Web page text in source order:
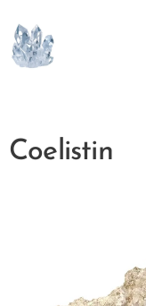
Coelistin